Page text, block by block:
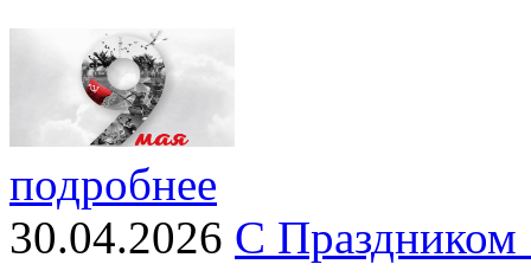
подробнее
30.04.2026 С